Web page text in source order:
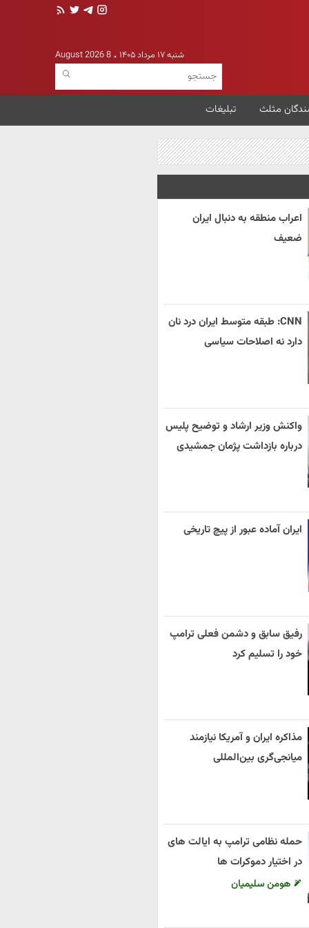
شنبه ۱۷ مرداد ۱۴۰۵ 8 August 2026
مثلث تبلیغات
اعراب منطقه به دنبال ایران
ضعیف
CNN: طبقه متوسط ایران درد نان
دارد نه اصلاحات سیاسی
واکنش وزیر ارشاد و توضیح پلیس
درباره بازداشت پژمان جمشیدی
ایران آماده عبور از پیچ تاریخی
رفیق سابق و دشمن فعلی ترامپ
خود را تسلیم کرد
مذاکره ایران و آمریکا نیازمند
میانجی‌گری بین‌المللی
حمله نظامی ترامپ به ایالت های
در اختیار دموکرات ها
هومن سلیمیان